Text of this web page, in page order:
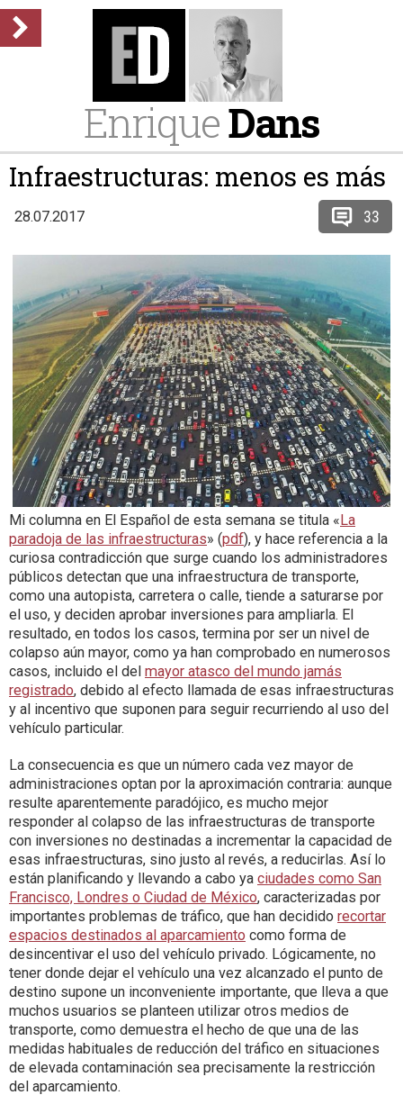
EnriqueDans
Infraestructuras: menos es más
28.07.2017 33
Mi columna en El Español de esta semana se titula «La
paradoja de las infraestructuras» (pdf), y hace referencia a la
curiosa contradicción que surge cuando los administradores
públicos detectan que una infraestructura de transporte,
como una autopista, carretera o calle, tiende a saturarse por
el uso, y deciden aprobar inversiones para ampliarla. El
resultado, en todos los casos, termina por ser un nivel de
colapso aún mayor, como ya han comprobado en numerosos
casos, incluido el del mayor atasco del mundo jamás
registrado, debido al efecto llamada de esas infraestructuras
y al incentivo que suponen para seguir recurriendo al uso del
vehículo particular.
La consecuencia es que un número cada vez mayor de
administraciones optan por la aproximación contraria: aunque
resulte aparentemente paradójico, es mucho mejor
responder al colapso de las infraestructuras de transporte
con inversiones no destinadas a incrementar la capacidad de
esas infraestructuras, sino justo al revés, a reducirlas. Así lo
están planificando y llevando a cabo ya ciudades como San
Francisco, Londres o Ciudad de México, caracterizadas por
importantes problemas de tráfico, que han decidido recortar
espacios destinados al aparcamiento como forma de
desincentivar el uso del vehículo privado. Lógicamente, no
tener donde dejar el vehículo una vez alcanzado el punto de
destino supone un inconveniente importante, que lleva a que
muchos usuarios se planteen utilizar otros medios de
transporte, como demuestra el hecho de que una de las
medidas habituales de reducción del tráfico en situaciones
de elevada contaminación sea precisamente la restricción
del aparcamiento.